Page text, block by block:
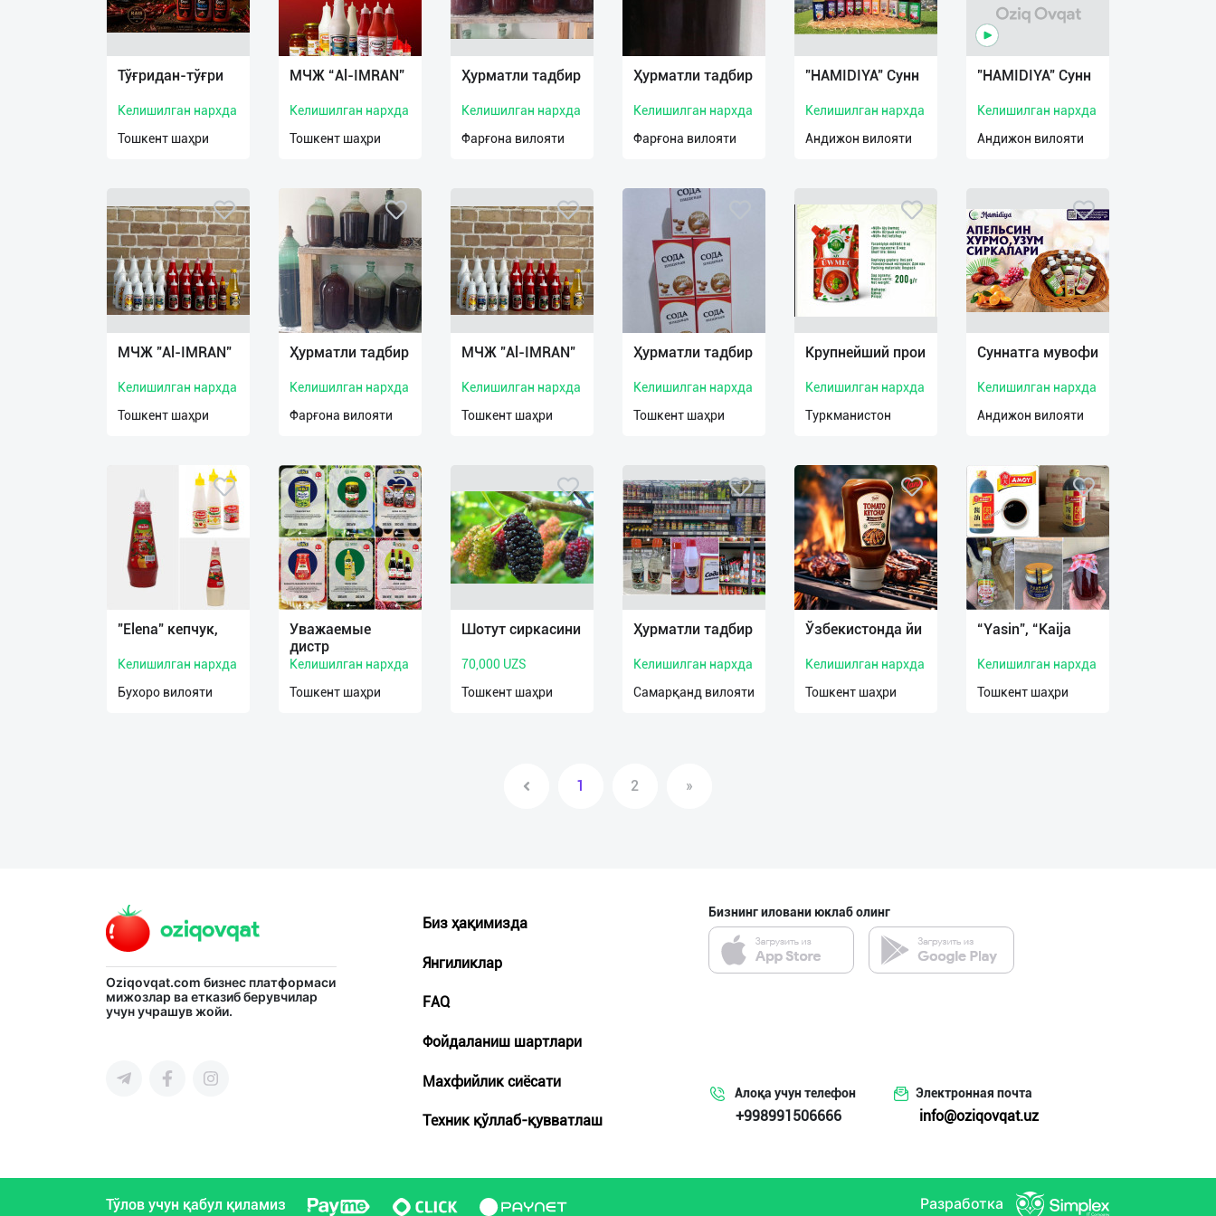
Тўғридан-тўғри
Келишилган нархда
Тошкент шаҳри
МЧЖ “Al-IMRAN”
Келишилган нархда
Тошкент шаҳри
Ҳурматли тадбир
Келишилган нархда
Фарғона вилояти
Ҳурматли тадбир
Келишилган нархда
Фарғона вилояти
"HAMIDIYA" Сунн
Келишилган нархда
Андижон вилояти
"HAMIDIYA" Сунн
Келишилган нархда
Андижон вилояти
МЧЖ "Al-IMRAN"
Келишилган нархда
Тошкент шаҳри
Ҳурматли тадбир
Келишилган нархда
Фарғона вилояти
МЧЖ "Al-IMRAN"
Келишилган нархда
Тошкент шаҳри
Ҳурматли тадбир
Келишилган нархда
Тошкент шаҳри
Крупнейший прои
Келишилган нархда
Туркманистон
Суннатга мувофи
Келишилган нархда
Андижон вилояти
"Elena" кепчук,
Келишилган нархда
Бухоро вилояти
Уважаемые
дистр
Келишилган нархда
Тошкент шаҳри
Шотут сиркасини
70,000 UZS
Тошкент шаҳри
Ҳурматли тадбир
Келишилган нархда
Самарқанд вилояти
Ўзбекистонда йи
Келишилган нархда
Тошкент шаҳри
“Yasin”, “Kaija
Келишилган нархда
Тошкент шаҳри
1 2 »
Oziqovqat.com бизнес платформаси
мижозлар ва етказиб берувчилар
учун учрашув жойи.
Биз ҳақимизда
Янгиликлар
FAQ
Фойдаланиш шартлари
Махфийлик сиёсати
Техник қўллаб-қувватлаш
Бизнинг иловани юклаб олинг
Алоқа учун телефон
+998991506666
Электронная почта
info@oziqovqat.uz
Тўлов учун қабул қиламиз Разработка